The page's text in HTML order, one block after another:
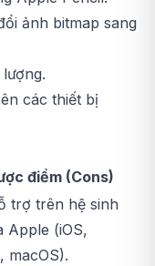
ảnh bitmap sang
các thiết bị
điểm (Cons)
trợ trên hệ sinh
Apple (iOS,
macOS).